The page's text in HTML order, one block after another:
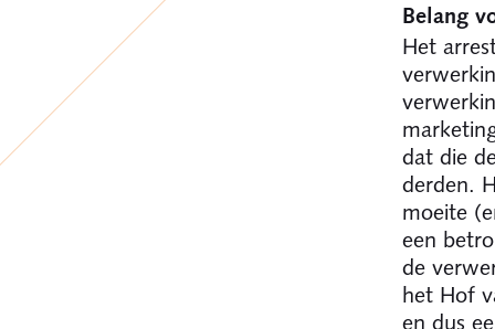
Belang
Het
dat die
derden.
moeite
een
de
het Hof
en dus